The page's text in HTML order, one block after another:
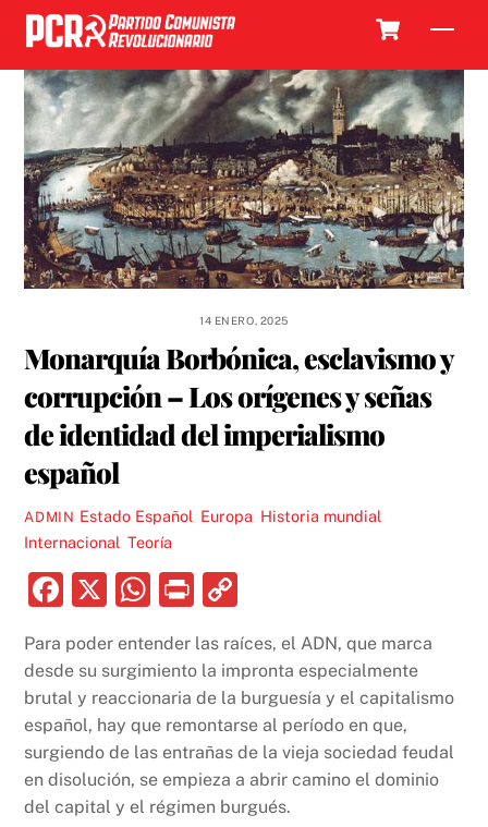
Skip
content
14 ENERO, 2025
Monarquía Borbónica, esclavismo y
corrupción – Los orígenes y señas
de identidad del imperialismo
español
ADMIN Estado Español Europa Historia mundial
Internacional ,Teoría
F
c
e
b
o
o
X
W
at
s
A
p
p
P
nt p
y
Li
n
k
Para poder entender las raíces, el ADN, que marca
desde su surgimiento la impronta especialmente
brutal y reaccionaria de la burguesía y el capitalismo
español, hay que remontarse al período en que,
surgiendo de las entrañas de la vieja sociedad feudal
en disolución, se empieza a abrir camino el dominio
del capital y el régimen burgués.